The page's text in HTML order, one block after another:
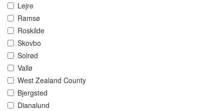
Lejre
Ramsø
Roskilde
Skovbo
Solrød
Vallø
West Zealand County
Bjergsted
Dianalund